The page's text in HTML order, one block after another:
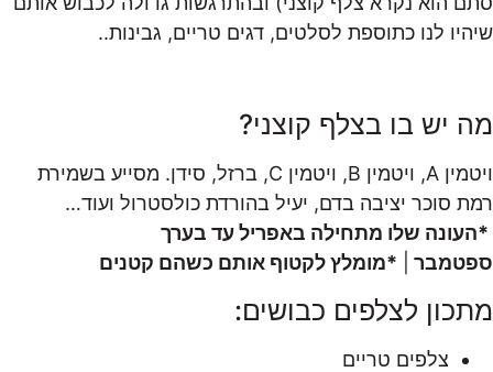
שיהיו לנו כתוספת לסלטים, דגים טריים, גבינות..
מה יש בו בצלף קוצני?
ויטמין A, ויטמין B, ויטמין C, ברזל, סידן. מסייע בשמירת
רמת סוכר יציבה בדם, יעיל בהורדת כולסטרול ועוד…
*העונה שלו מתחילה באפריל עד בערך
ספטמבר
*מומלץ לקטוף אותם כשהם קטנים
מתכון לצלפים כבושים:
צלפים טריים